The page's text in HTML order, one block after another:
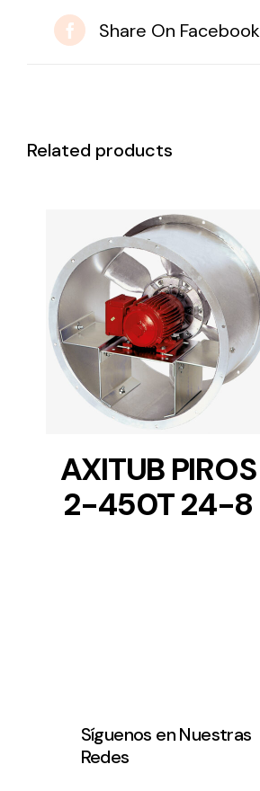
Share On Facebook
Related products
DETAILS
AXITUB PIROS
2-450T 24-8
Síguenos en Nuestras
Redes